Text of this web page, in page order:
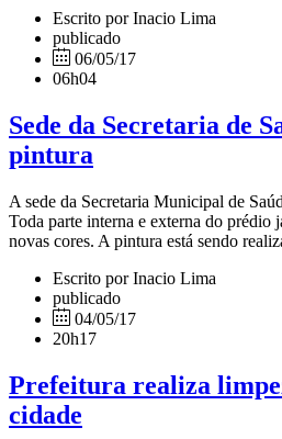
Escrito por Inacio Lima
publicado
06/05/17
06h04
Sede da Secretaria de
pintura
A sede da Secretaria Municipal de
Toda parte interna e externa do prédio
novas cores. A pintura está sendo
Escrito por Inacio Lima
publicado
04/05/17
20h17
Prefeitura realiza
cidade